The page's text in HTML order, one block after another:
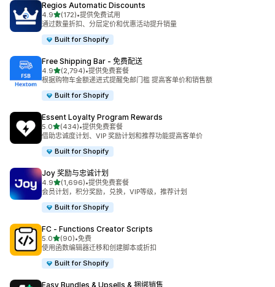
Regios Automatic Discounts
4.9星（满分 5 星）
(172)
总共 172 条评论
•提供免费试用
通过数量折扣、分层定价和优惠活动提升销量
Built for Shopify
Free Shipping Bar ‑ 免费配送
4.9星（满分 5 星）
(2,794)
总共 2794 条评论
•提供免费套餐
根据购物车金额递进式提醒免邮门槛 提高客单价和销售额
Built for Shopify
Essent Loyalty Program Rewards
5.0星（满分 5 星）
(434)
总共 434 条评论
•提供免费套餐
借助忠诚度计划、VIP 奖励计划和推荐功能提高客单价
Built for Shopify
Joy 奖励与忠诚计划
4.9星（满分 5 星）
(1,696)
总共 1696 条评论
•提供免费套餐
会员计划，积分奖励，兑换，VIP等级，推荐计划
Built for Shopify
FC ‑ Functions Creator Scripts
5.0星（满分 5 星）
(90)
总共 90 条评论
•免费
使用函数编辑器迁移和创建脚本或折扣
Built for Shopify
Easy Bundles & Upsells & 捆绑销售